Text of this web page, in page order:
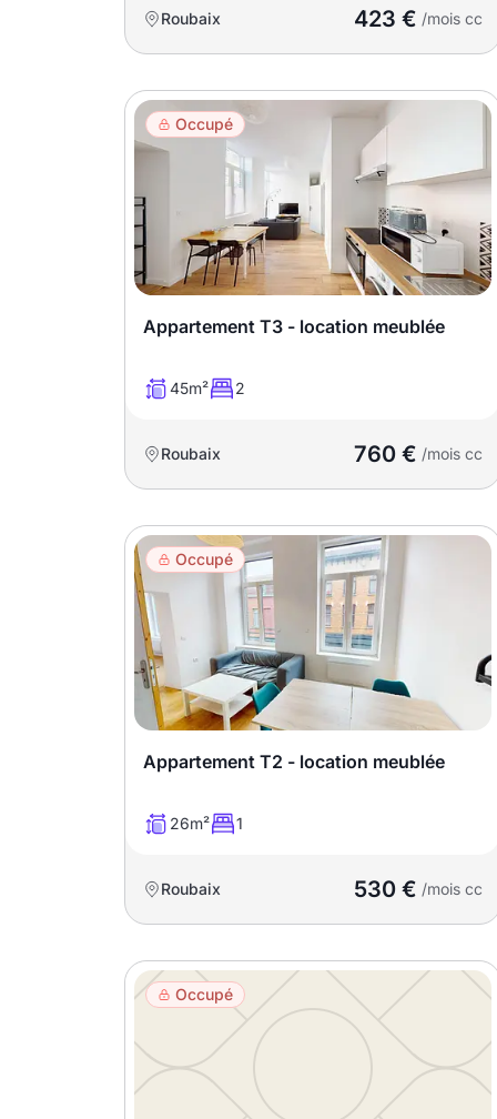
promotions sur honoraires
Roubaix 423 € /mois cc
Occupé
Appartement T3 - location meublée
45m² 2
Roubaix 760 € /mois cc
Occupé
Appartement T2 - location meublée
26m² 1
Roubaix 530 € /mois cc
Occupé